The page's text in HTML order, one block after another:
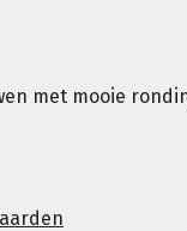
met mooie